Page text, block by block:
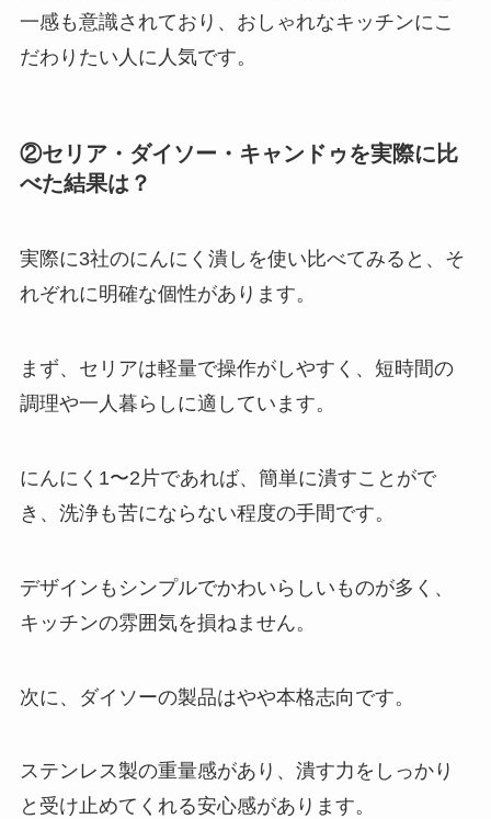
一感も意識されており、おしゃれなキッチンにこ
だわりたい人に人気です。
②セリア・ダイソー・キャンドゥを実際に比
べた結果は？
実際に3社のにんにく潰しを使い比べてみると、そ
れぞれに明確な個性があります。
まず、セリアは軽量で操作がしやすく、短時間の
調理や一人暮らしに適しています。
にんにく1〜2片であれば、簡単に潰すことがで
き、洗浄も苦にならない程度の手間です。
デザインもシンプルでかわいらしいものが多く、
キッチンの雰囲気を損ねません。
次に、ダイソーの製品はやや本格志向です。
ステンレス製の重量感があり、潰す力をしっかり
と受け止めてくれる安心感があります。